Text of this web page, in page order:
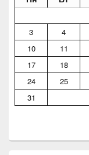
3
4
10
11
17
18
24
25
31